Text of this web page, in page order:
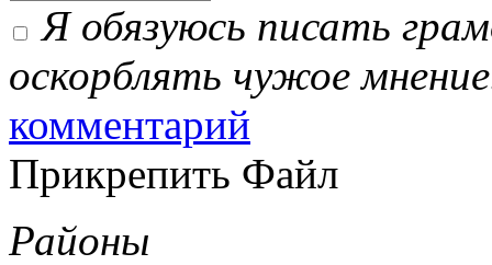
Я обязуюсь писать
оскорблять чужое
комментарий
Прикрепить Файл
Районы